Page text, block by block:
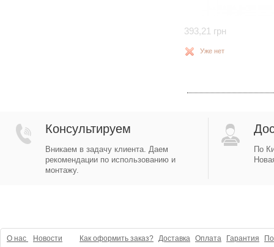
393,21 грн
Уже нет
Консультируем
Вникаем в задачу клиента. Даем
рекомендации по использованию и
монтажу.
По
О нас Новости Как оформить заказ? Доставка Оплата Гарантия